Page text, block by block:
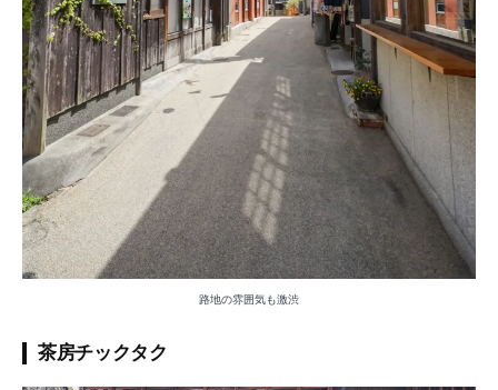
路地の雰囲気も激渋
茶房チックタク